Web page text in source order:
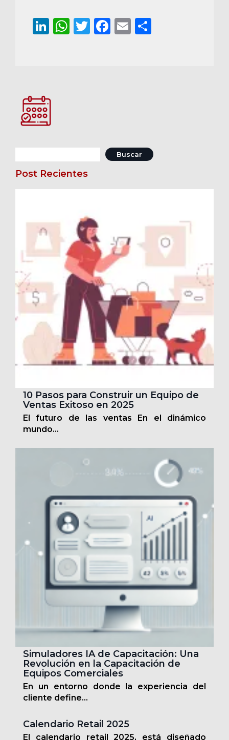
LinkedIn
WhatsApp
Twitter
Facebook
Email
Post Recientes
10 Pasos para Construir un Equipo de
Ventas Exitoso en 2025
El futuro de las ventas En el dinámico
mundo...
Simuladores IA de Capacitación: Una
Revolución en la Capacitación de
Equipos Comerciales
En un entorno donde la experiencia del
cliente define...
Calendario Retail 2025
El calendario retail 2025, está diseñado